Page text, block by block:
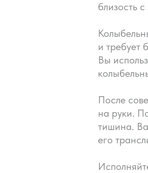
близость
и требует
Вы
После
на руки.
тишина.
его